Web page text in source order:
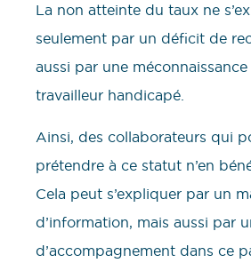
La non atteinte du taux ne
seulement par un déficit de
aussi par une
travailleur handicapé.
Ainsi, des collaborateurs qui
prétendre à ce statut n’en
Cela peut s’expliquer par un
d’information, mais aussi par
d’accompagnement dans ce